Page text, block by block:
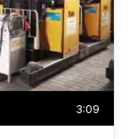
3:09